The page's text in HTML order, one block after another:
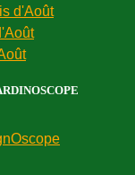
d'Août